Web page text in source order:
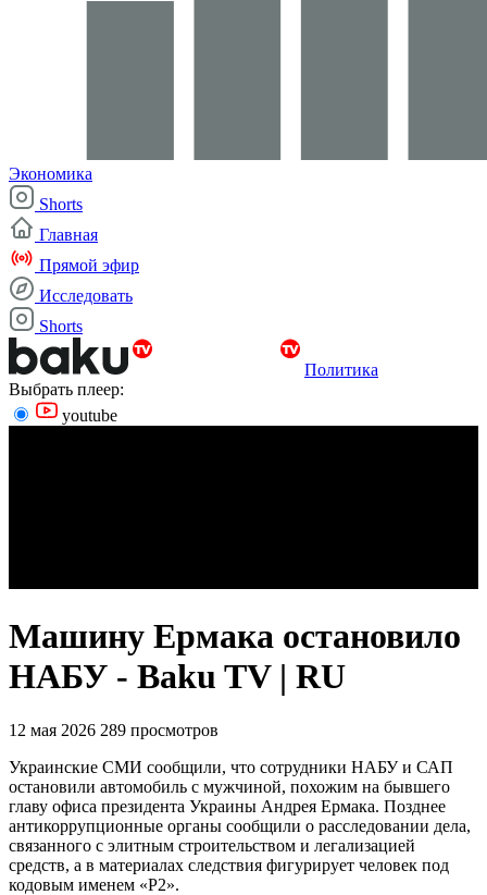
Экономика
Shorts
Главная
Прямой эфир
Исследовать
Shorts
Политика
Выбрать плеер:
youtube
Машину Ермака остановило
НАБУ - Baku TV | RU
12 мая 2026 289 просмотров
Украинские СМИ сообщили, что сотрудники НАБУ и САП
остановили автомобиль с мужчиной, похожим на бывшего
главу офиса президента Украины Андрея Ермака. Позднее
антикоррупционные органы сообщили о расследовании дела,
связанного с элитным строительством и легализацией
средств, а в материалах следствия фигурирует человек под
кодовым именем «Р2».